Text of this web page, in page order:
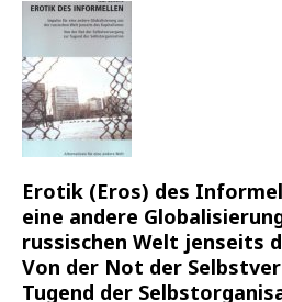
Erotik (Eros) des
eine andere
russischen Welt jenseits
Von der Not der
Tugend der